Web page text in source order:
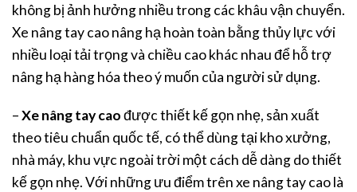
không bị ảnh hưởng nhiều trong các khâu vận chuyển.
Xe nâng tay cao nâng hạ hoàn toàn bằng thủy lực với
nhiều loại tải trọng và chiều cao khác nhau để hỗ trợ
nâng hạ hàng hóa theo ý muốn của người sử dụng.
–Xe nâng tay caođược thiết kế gọn nhẹ, sản xuất
theo tiêu chuẩn quốc tế, có thể dùng tại kho xưởng,
nhà máy, khu vực ngoài trời một cách dễ dàng do thiết
kế gọn nhẹ. Với những ưu điểm trên xe nâng tay cao là